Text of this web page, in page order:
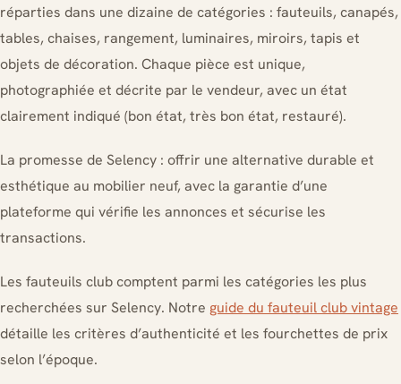
réparties dans une dizaine de catégories : fauteuils, canapés,
tables, chaises, rangement, luminaires, miroirs, tapis et
objets de décoration. Chaque pièce est unique,
photographiée et décrite par le vendeur, avec un état
clairement indiqué (bon état, très bon état, restauré).
La promesse de Selency : offrir une alternative durable et
esthétique au mobilier neuf, avec la garantie d’une
plateforme qui vérifie les annonces et sécurise les
transactions.
Les fauteuils club comptent parmi les catégories les plus
recherchées sur Selency. Notre guide du fauteuil club vintage
détaille les critères d’authenticité et les fourchettes de prix
selon l’époque.